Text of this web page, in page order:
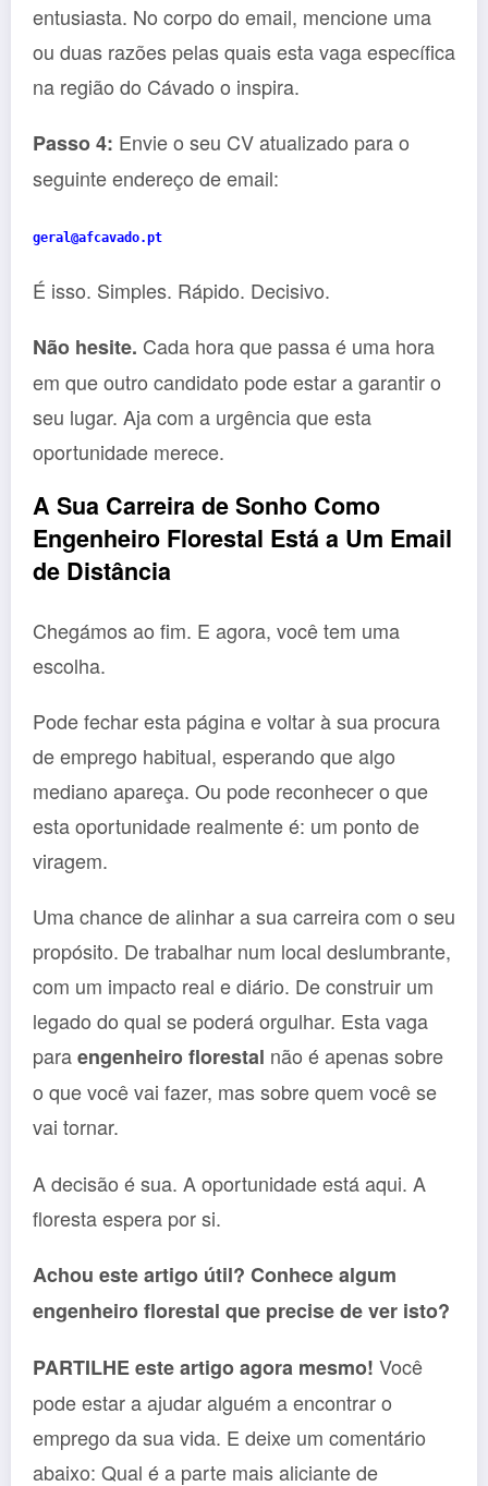
entusiasta. No corpo do email, mencione uma
ou duas razões pelas quais esta vaga específica
na região do Cávado o inspira.
Passo 4: Envie o seu CV atualizado para o
seguinte endereço de email:
geral@afcavado.pt
É isso. Simples. Rápido. Decisivo.
Não hesite. Cada hora que passa é uma hora
em que outro candidato pode estar a garantir o
seu lugar. Aja com a urgência que esta
oportunidade merece.
A Sua Carreira de Sonho Como
Engenheiro Florestal Está a Um Email
de Distância
Chegámos ao fim. E agora, você tem uma
escolha.
Pode fechar esta página e voltar à sua procura
de emprego habitual, esperando que algo
mediano apareça. Ou pode reconhecer o que
esta oportunidade realmente é: um ponto de
viragem.
Uma chance de alinhar a sua carreira com o seu
propósito. De trabalhar num local deslumbrante,
com um impacto real e diário. De construir um
legado do qual se poderá orgulhar. Esta vaga
paraengenheiro florestal não é apenas sobre
o que você vai fazer, mas sobre quem você se
vai tornar.
A decisão é sua. A oportunidade está aqui. A
floresta espera por si.
Achou este artigo útil? Conhece algum
engenheiro florestal que precise de ver isto?
PARTILHE este artigo agora mesmo! Você
pode estar a ajudar alguém a encontrar o
emprego da sua vida. E deixe um comentário
abaixo: Qual é a parte mais aliciante de